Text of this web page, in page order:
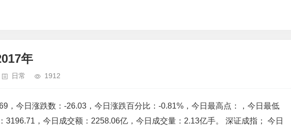
年
日常 1912
，今日涨跌数：-26.03，今日涨跌百分比：-0.81%，今日最高点：，今日最低
3196.71，今日成交额：2258.06亿，今日成交量：2.13亿手。 深证成指； 今日